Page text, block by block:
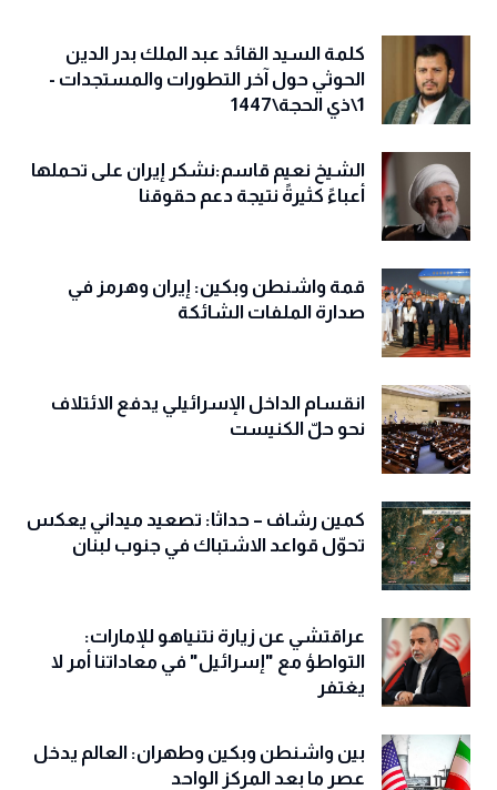
كلمة السيد القائد عبد الملك بدر الدين
الحوثي حول آخر التطورات والمستجدات -
1\ذي الحجة\1447
الشيخ نعيم قاسم:نشكر إيران على تحملها
أعباءً كثيرةً نتيجة دعم حقوقنا
قمة واشنطن وبكين: إيران وهرمز في
صدارة الملفات الشائكة
انقسام الداخل الإسرائيلي يدفع الائتلاف
نحو حلّ الكنيست
كمين رشاف – حداثا: تصعيد ميداني يعكس
تحوّل قواعد الاشتباك في جنوب لبنان
عراقتشي عن زيارة نتنياهو للإمارات:
التواطؤ مع "إسرائيل" في معاداتنا أمر لا
يغتفر
بين واشنطن وبكين وطهران: العالم يدخل
عصر ما بعد المركز الواحد